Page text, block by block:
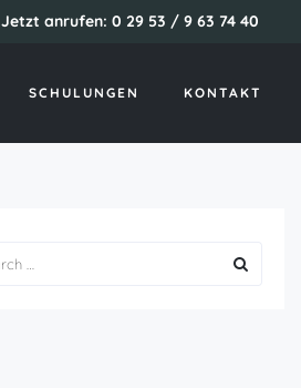
Jetzt anrufen: 0 29 53 / 9 63 74 40
SCHULUNGEN KONTAKT